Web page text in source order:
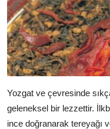
Yozgat ve çevresinde
geleneksel bir lezzettir.
ince doğranarak tereyağı